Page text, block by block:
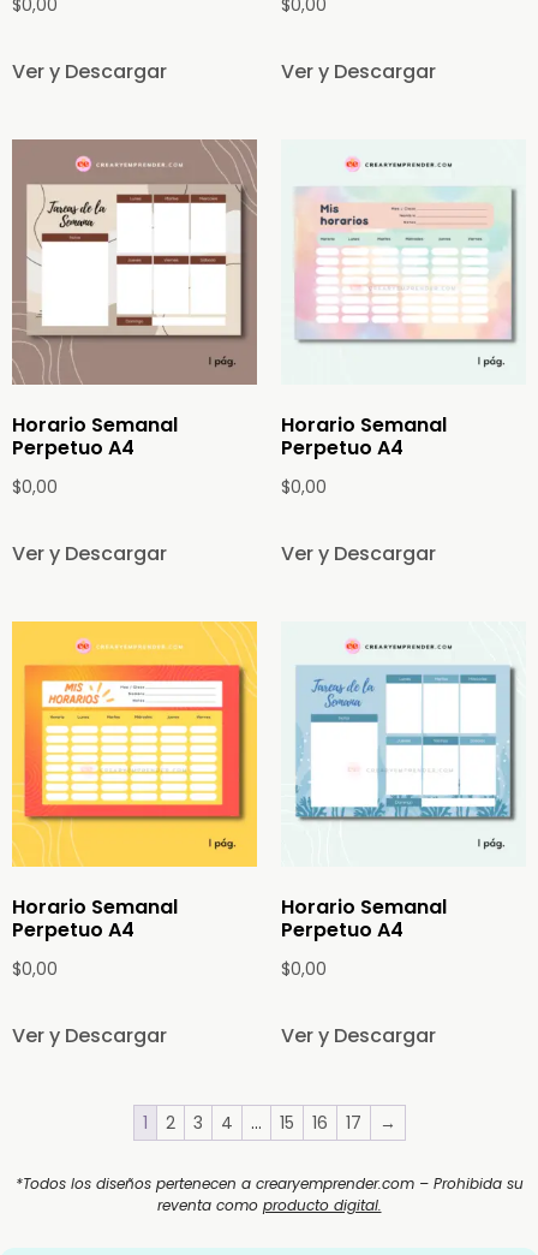
$0,00
Ver y Descargar
$0,00
Ver y Descargar
Horario Semanal
Perpetuo A4
$0,00
Ver y Descargar
Horario Semanal
Perpetuo A4
$0,00
Ver y Descargar
Horario Semanal
Perpetuo A4
$0,00
Ver y Descargar
Horario Semanal
Perpetuo A4
$0,00
Ver y Descargar
1 2 3 4 … 15 16 17 →
*Todos los diseños pertenecen a crearyemprender.com – Prohibida su
reventa como producto digital.